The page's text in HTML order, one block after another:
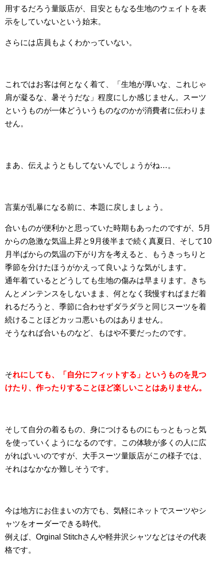
用するだろう量販店が、目安ともなる生地のウェイトを表
示をしていないという始末。
さらには店員もよくわかっていない。
これではお客は何となく着て、「生地が厚いな、これじゃ
肩が凝るな、暑そうだな」程度にしか感じません。スーツ
というものが一体どういうものなのかが消費者に伝わりま
せん。
まあ、伝えようともしてないんでしょうがね…。
言葉が乱暴になる前に、本題に戻しましょう。
合いものが便利かと思っていた時期もあったのですが、5月
からの急激な気温上昇と9月後半まで続く真夏日、そして10
月半ばからの気温の下がり方を考えると、もうきっちりと
季節を分けたほうがかえって良いような気がします。
通年着ているとどうしても生地の傷みは早まります。きち
んとメンテンスをしないまま、何となく我慢すればまだ着
れるだろうと、季節に合わせずダラダラと同じスーツを着
続けることほどカッコ悪いものはありません。
そうなれば合いものなど、もはや不要だったのです。
それにしても、「自分にフィットする」というものを見つ
けたり、作ったりすることほど楽しいことはありません。
そして自分の着るもの、身につけるものにもっともっと気
を使っていくようになるのです。この体験が多くの人に広
がればいいのですが、大手スーツ量販店がこの様子では、
それはなかなか難しそうです。
今は地方にお住まいの方でも、気軽にネットでスーツやシ
ャツをオーダーできる時代。
例えば、Orginal Stitchさんや軽井沢シャツなどはその代表
格です。